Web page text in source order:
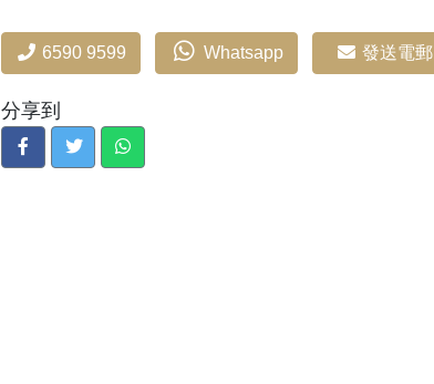
6590 9599 Whatsapp 發送電郵
分享到